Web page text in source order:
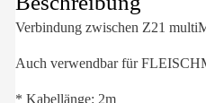
Verbindung zwischen Z21
Auch verwendbar für
* Kabellänge: 2m